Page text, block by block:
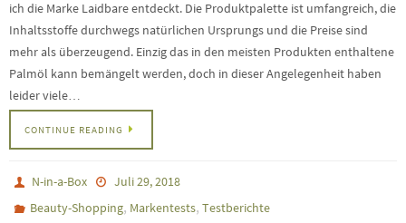
ich die Marke Laidbare entdeckt. Die Produktpalette ist umfangreich, die
Inhaltsstoffe durchwegs natürlichen Ursprungs und die Preise sind
mehr als überzeugend. Einzig das in den meisten Produkten enthaltene
Palmöl kann bemängelt werden, doch in dieser Angelegenheit haben
leider viele…
CONTINUE READING
N-in-a-Box
Juli 29, 2018
Beauty-Shopping, Markentests,Testberichte